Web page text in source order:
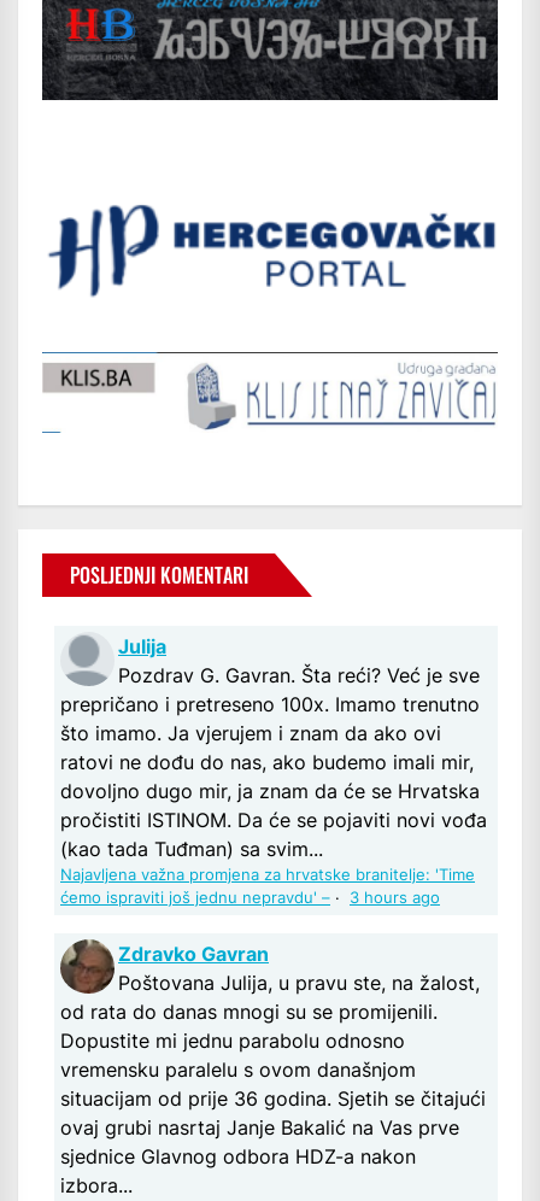
POSLJEDNJI KOMENTARI
Julija
Pozdrav G. Gavran. Šta reći? Već je sve
prepričano i pretreseno 100x. Imamo trenutno
što imamo. Ja vjerujem i znam da ako ovi
ratovi ne dođu do nas, ako budemo imali mir,
dovoljno dugo mir, ja znam da će se Hrvatska
pročistiti ISTINOM. Da će se pojaviti novi vođa
(kao tada Tuđman) sa svim...
Najavljena važna promjena za hrvatske branitelje: 'Time
ćemo ispraviti još jednu nepravdu' – · 3 hours ago
Zdravko Gavran
Poštovana Julija, u pravu ste, na žalost,
od rata do danas mnogi su se promijenili.
Dopustite mi jednu parabolu odnosno
vremensku paralelu s ovom današnjom
situacijam od prije 36 godina. Sjetih se čitajući
ovaj grubi nasrtaj Janje Bakalić na Vas prve
sjednice Glavnog odbora HDZ-a nakon
izbora...